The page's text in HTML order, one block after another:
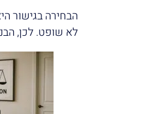
הבחירה בגישור
לא שופט. לכן,